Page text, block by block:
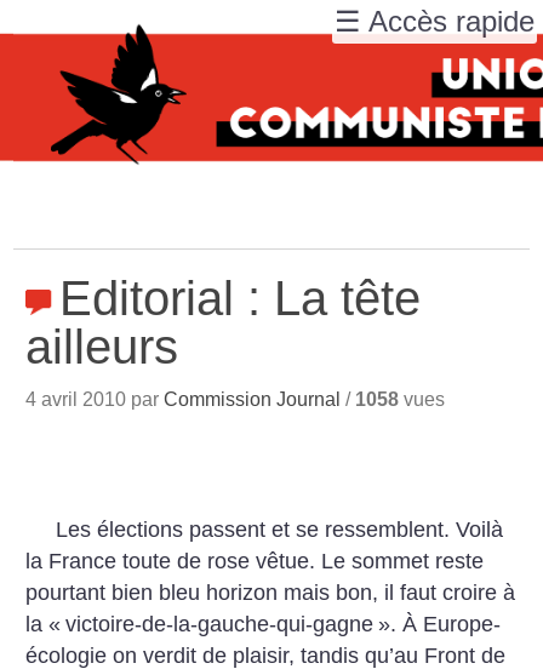
Editorial : La tête
ailleurs
4 avril 2010 parCommission Journal / 1058 vues
Les élections passent et se ressemblent. Voilà
la France toute de rose vêtue. Le sommet reste
pourtant bien bleu horizon mais bon, il faut croire à
la « victoire-de-la-gauche-qui-gagne ». À Europe-
écologie on verdit de plaisir, tandis qu’au Front de
☰ Accès rapide